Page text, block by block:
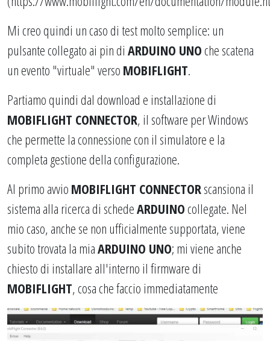
Mi creo quindi un caso di test molto semplice: un
pulsante collegato ai pin di ARDUINO UNOche scatena
un evento "virtuale" verso MOBIFLIGHT.
Partiamo quindi dal download e installazione di
MOBIFLIGHT CONNECTOR, il software per Windows
che permette la connessione con il simulatore e la
completa gestione della configurazione.
Al primo avvio MOBIFLIGHT CONNECTORscansiona il
sistema alla ricerca di schedeARDUINOcollegate. Nel
mio caso, anche se non ufficialmente supportata, viene
subito trovata la miaARDUINO UNO; mi viene anche
chiesto di installare all'interno il firmware di
MOBIFLIGHT, cosa che faccio immediatamente